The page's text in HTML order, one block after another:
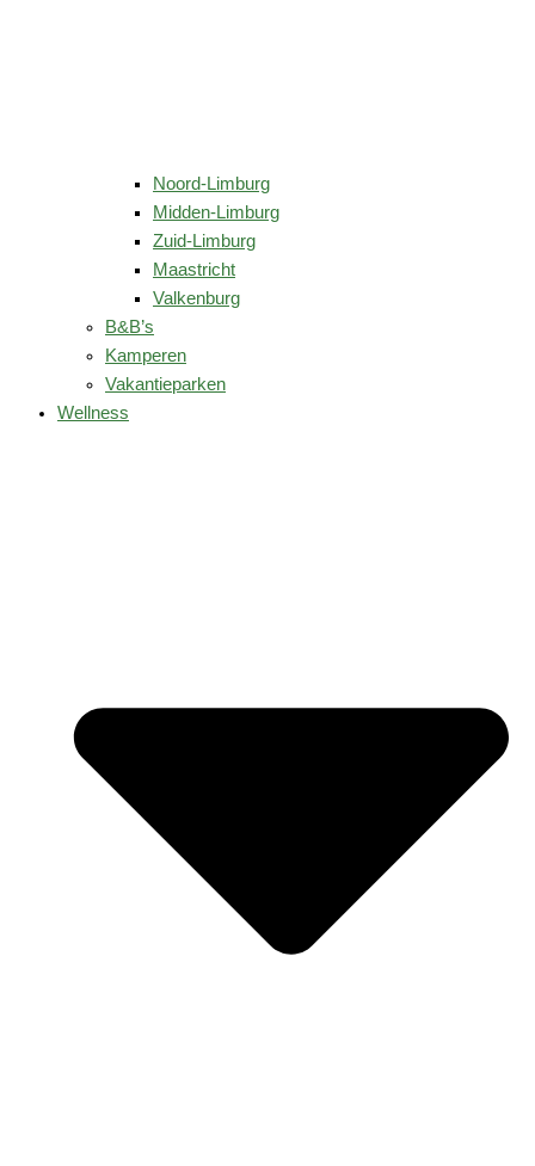
Noord-Limburg
Midden-Limburg
Zuid-Limburg
Maastricht
Valkenburg
B&B’s
Kamperen
Vakantieparken
Wellness